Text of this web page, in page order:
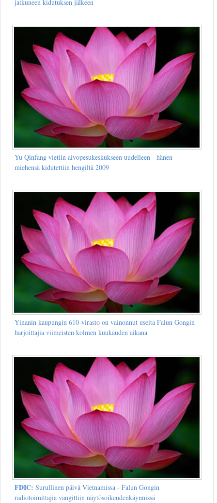
jatkuneen kidutuksen jälkeen
Yu Qinfang vietiin aivopesukeskukseen uudelleen - hänen
miehensä kidutettiin hengiltä 2009
Yinanin kaupungin 610-virasto on vainonnut useita Falun Gongin
harjoittajia viimeisten kolmen kuukauden aikana
FDIC: Surullinen päivä Vietnamissa - Falun Gongin
radiotoimittajia vangittiin näytösoikeudenkäynnissä